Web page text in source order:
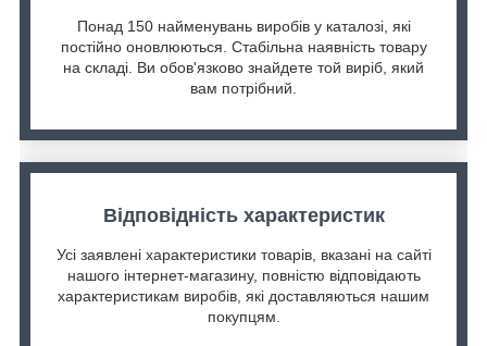
Понад 150 найменувань виробів у каталозі, які
постійно оновлюються. Стабільна наявність товару
на складі. Ви обов'язково знайдете той виріб, який
вам потрібний.
Відповідність характеристик
Усі заявлені характеристики товарів, вказані на сайті
нашого інтернет-магазину, повністю відповідають
характеристикам виробів, які доставляються нашим
покупцям.